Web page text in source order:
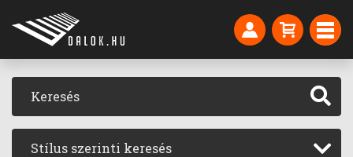
Stílus szerinti keresés